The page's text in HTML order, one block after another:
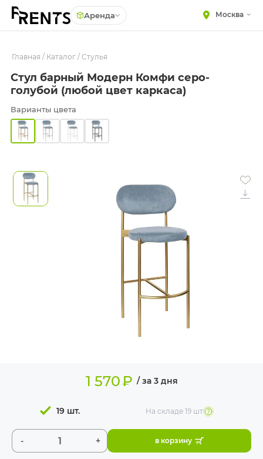
Аренда Москва
МЕБЕЛЬ
ПОСУДА
ТЕКСТИЛЬ
КРУПНОГАБАРИТНЫЙ
ДЕКОР
ГОТОВЫЕ РЕШЕНИЯ
ОСВЕЩЕНИЕ
Стулья
Подушки для стульев
Фуршетная мебель
Барная мебель
Главная / Каталог / Стулья
Стул барный Модерн Комфи серо-
голубой (любой цвет каркаса)
Варианты цвета
1 570₽ / за 3 дня
- +
19 шт. На складе 19 шт
в корзину